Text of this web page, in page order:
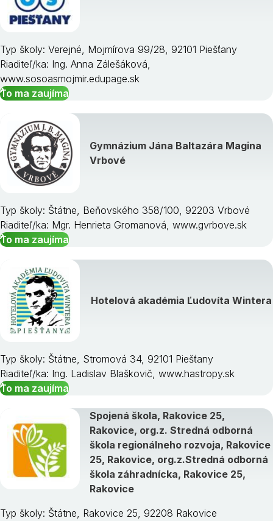
Typ školy: Verejné, Mojmírova 99/28, 92101 Piešťany
Riaditeľ/ka: Ing. Anna Zálešáková,
www.sosoasmojmir.edupage.sk
To ma zaujíma
Gymnázium Jána Baltazára Magina
Vrbové
Typ školy: Štátne, Beňovského 358/100, 92203 Vrbové
Riaditeľ/ka: Mgr. Henrieta Gromanová, www.gvrbove.sk
To ma zaujíma
Hotelová akadémia Ľudovíta Wintera
Typ školy: Štátne, Stromová 34, 92101 Piešťany
Riaditeľ/ka: Ing. Ladislav Blaškovič, www.hastropy.sk
To ma zaujíma
Spojená škola, Rakovice 25,
Rakovice, org.z. Stredná odborná
škola regionálneho rozvoja, Rakovice
25, Rakovice, org.z.Stredná odborná
škola záhradnícka, Rakovice 25,
Rakovice
Typ školy: Štátne, Rakovice 25, 92208 Rakovice